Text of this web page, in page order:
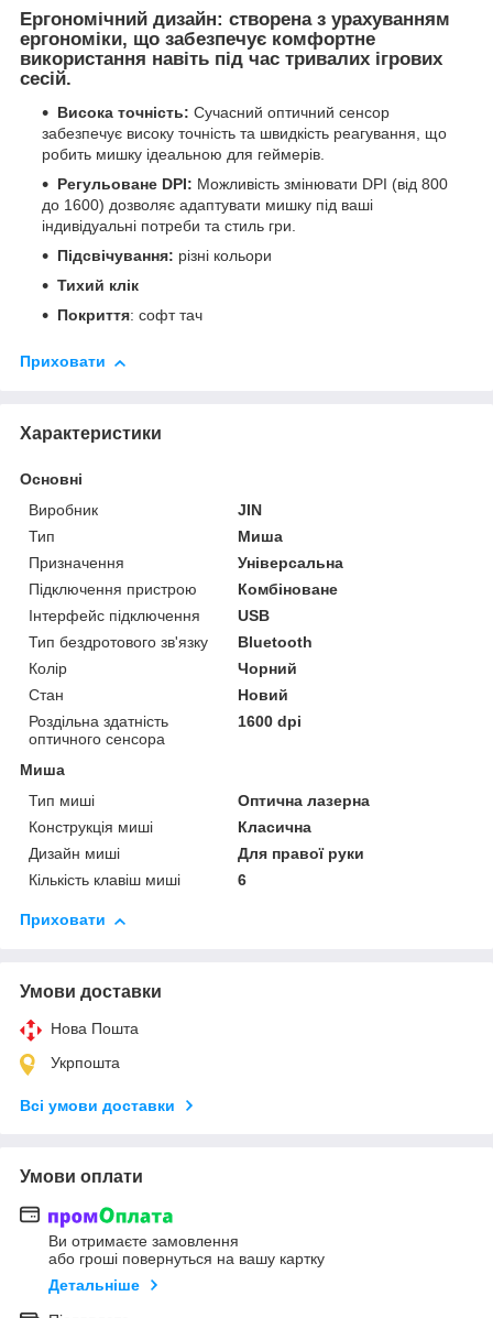
Ергономічний дизайн: створена з урахуванням
ергономіки, що забезпечує комфортне
використання навіть під час тривалих ігрових
сесій.
Висока точність: Сучасний оптичний сенсор
забезпечує високу точність та швидкість реагування, що
робить мишку ідеальною для геймерів.
Регульоване DPI: Можливість змінювати DPI (від 800
до 1600) дозволяє адаптувати мишку під ваші
індивідуальні потреби та стиль гри.
Підсвічування: різні кольори
Тихий клік
Покриття: софт тач
Приховати
Характеристики
Основні
Виробник
JIN
Тип
Миша
Призначення
Універсальна
Підключення пристрою
Комбіноване
Інтерфейс підключення
USB
Тип бездротового зв'язку
Bluetooth
Колір
Чорний
Стан
Новий
Роздільна здатність
оптичного сенсора
1600 dpi
Миша
Тип миші
Оптична лазерна
Конструкція миші
Класична
Дизайн миші
Для правої руки
Кількість клавіш миші
6
Приховати
Умови доставки
Нова Пошта
Укрпошта
Всі умови доставки
Умови оплати
Ви отримаєте замовлення
або гроші повернуться на вашу картку
Детальніше